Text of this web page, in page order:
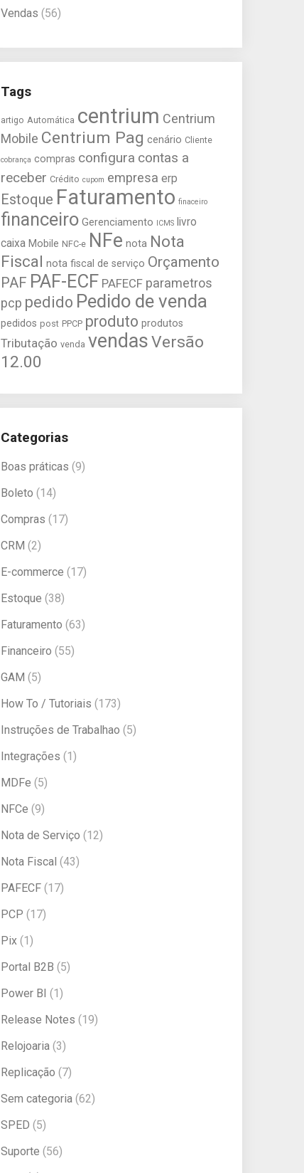
Vendas (56)
Tags
artigo Automática centrium Centrium
Mobile Centrium Pag cenário Cliente
cobrança compras configura contas a
receber Crédito cupom empresa erp
Estoque Faturamento finaceiro
financeiro Gerenciamento ICMS livro
caixa Mobile NFC-e NFe nota Nota
Fiscal nota fiscal de serviço Orçamento
PAF PAF-ECF PAFECF parametros
pcp pedido Pedido de venda
pedidos post PPCP produto produtos
Tributação venda vendasVersão
12.00
Categorias
Boas práticas (9)
Boleto (14)
Compras (17)
CRM (2)
E-commerce (17)
Estoque (38)
Faturamento (63)
Financeiro (55)
GAM (5)
How To / Tutoriais (173)
Instruções de Trabalhao (5)
Integrações (1)
MDFe (5)
NFCe (9)
Nota de Serviço (12)
Nota Fiscal (43)
PAFECF (17)
PCP (17)
Pix (1)
Portal B2B (5)
Power BI (1)
Release Notes (19)
Relojoaria (3)
Replicação (7)
Sem categoria (62)
SPED (5)
Suporte (56)